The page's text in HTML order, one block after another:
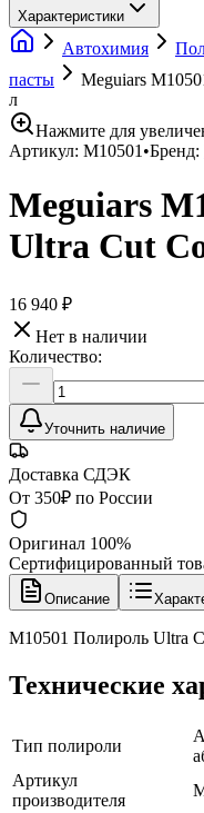
Характеристики
Автохимия
пасты
Meguiars
л
Нажмите для
Артикул: M10501 •Бренд:
Meguiars
Ultra Cut
16 940 ₽
Нет в наличии
Количество:
Уточнить наличие
Доставка СДЭК
От 350₽ по России
Оригинал 100%
Сертифицированный
Описание
M10501 Полироль Ultra
Технические
Тип полироли
Артикул
производителя